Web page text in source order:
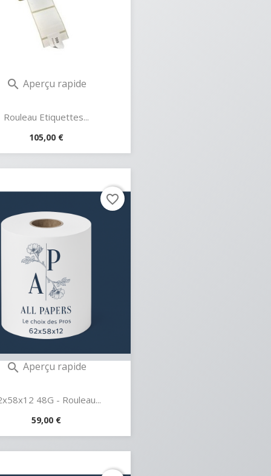
 Aperçu rapide
Rouleau Etiquettes...
Prix
105,00 €
 Aperçu rapide
48G - Rouleau...
Prix
59,00 €
favorite_border